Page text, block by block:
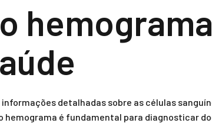
detalhadas sobre as células
hemograma é fundamental para diagnosticar